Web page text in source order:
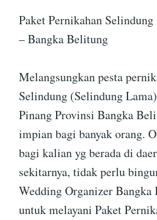
Paket Pernikahan
– Bangka Belitung
Melangsungkan pesta
Selindung (Selindung
Pinang Provinsi Bangka
impian bagi banyak orang.
bagi kalian yg berada di
sekitarnya, tidak perlu
Wedding Organizer
untuk melayani Paket